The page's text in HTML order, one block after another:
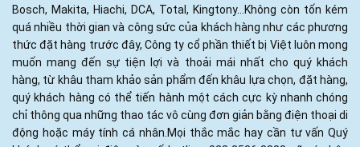
Bosch, Makita, Hiachi, DCA, Total, Kingtony...Không còn tốn kém
quá nhiều thời gian và công sức của khách hàng như các phương
thức đặt hàng trước đây, Công ty cổ phần thiết bị Việt luôn mong
muốn mang đến sự tiện lợi và thoải mái nhất cho quý khách
hàng, từ khâu tham khảo sản phẩm đến khâu lựa chọn, đặt hàng,
quý khách hàng có thể tiến hành một cách cực kỳ nhanh chóng
chỉ thông qua những thao tác vô cùng đơn giản bằng điện thoại di
động hoặc máy tính cá nhân.Mọi thắc mắc hay cần tư vấn Quý